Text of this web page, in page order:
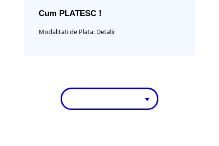
Cum PLATESC !
Modalitati de Plata: Detalii